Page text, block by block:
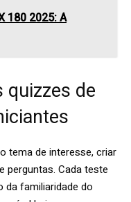
180 2025: A
quizzes de
tema de interesse, criar
perguntas. Cada teste
da familiaridade do